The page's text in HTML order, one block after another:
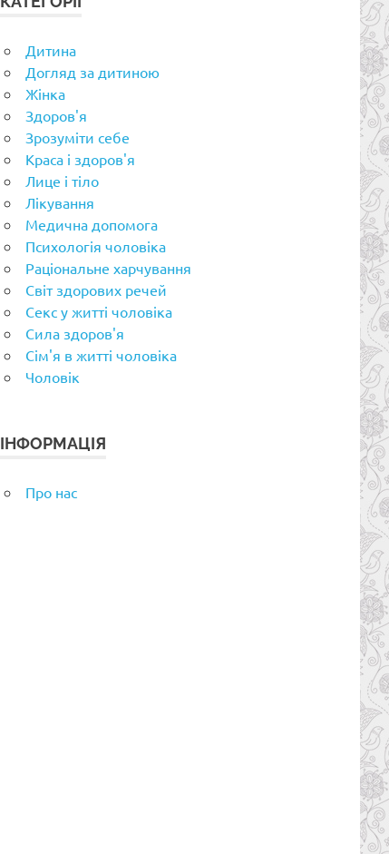
Дитина
Догляд за дитиною
Жінка
Здоров'я
Зрозуміти себе
Краса і здоров'я
Лице і тіло
Лікування
Медична допомога
Психологія чоловіка
Раціональне харчування
Світ здорових речей
Секс у житті чоловіка
Сила здоров'я
Сім'я в житті чоловіка
Чоловік
ІНФОРМАЦІЯ
Про нас